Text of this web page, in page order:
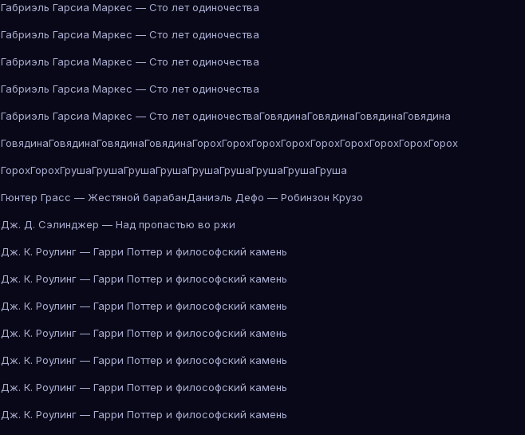
Габриэль Гарсиа Маркес — Сто лет одиночества
Габриэль Гарсиа Маркес — Сто лет одиночества
Габриэль Гарсиа Маркес — Сто лет одиночества
Габриэль Гарсиа Маркес — Сто лет одиночества
Габриэль Гарсиа Маркес — Сто лет одиночестваГовядинаГовядинаГовядинаГовядина
ГовядинаГовядинаГовядинаГовядинаГорохГорохГорохГорохГорохГорохГорохГорохГорох
ГорохГорохГрушаГрушаГрушаГрушаГрушаГрушаГрушаГрушаГруша
Гюнтер Грасс — Жестяной барабанДаниэль Дефо — Робинзон Крузо
Дж. Д. Сэлинджер — Над пропастью во ржи
Дж. К. Роулинг — Гарри Поттер и философский камень
Дж. К. Роулинг — Гарри Поттер и философский камень
Дж. К. Роулинг — Гарри Поттер и философский камень
Дж. К. Роулинг — Гарри Поттер и философский камень
Дж. К. Роулинг — Гарри Поттер и философский камень
Дж. К. Роулинг — Гарри Поттер и философский камень
Дж. К. Роулинг — Гарри Поттер и философский камень